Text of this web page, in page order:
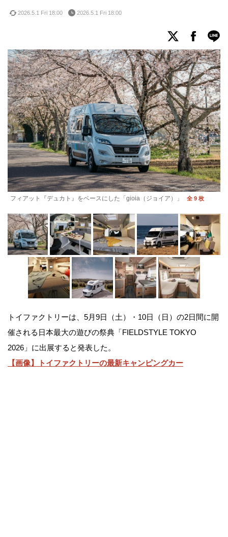
2026.5.1 Fri 18:00 2026.5.1 Fri 18:00
フィアット『デュカト』をベースにした「gioia（ジョイア）」 全 9 枚
トイファクトリーは、5月9日（土）・10日（日）の2日間に開
催される日本最大の遊びの祭典「FIELDSTYLE TOKYO
2026」に出展すると発表した。
【画像】トイファクトリーの最新キャンピングカー